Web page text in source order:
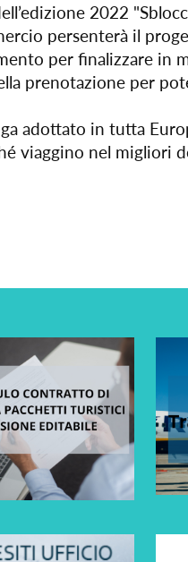
2022
persenterà il
per finalizzare in
prenotazione per
adottato in tutta
viaggino nel